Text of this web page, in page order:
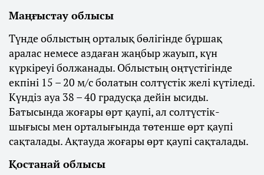
Маңғыстау облысы
Түнде облыстың орталық бөлігінде бұршақ
аралас немесе аздаған жаңбыр жауып, күн
күркіреуі болжанады. Облыстың оңтүстігінде
екпіні 15 – 20 м/с болатын солтүстік желі күтіледі.
Күндіз ауа 38 – 40 градусқа дейін ысиды.
Батысында жоғары өрт қаупі, ал солтүстік-
шығысы мен орталығында төтенше өрт қаупі
сақталады. Ақтауда жоғары өрт қаупі сақталады.
Қостанай облысы